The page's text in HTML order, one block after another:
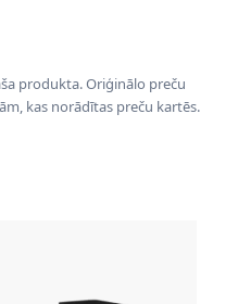
produkta. Oriģinālo preču
kas norādītas preču kartēs.